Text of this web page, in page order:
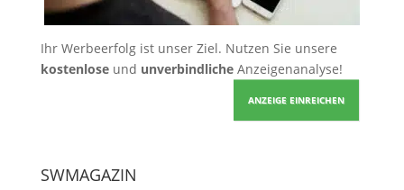
Ihr Werbeerfolg ist unser Ziel. Nutzen Sie unsere
kostenloseund unverbindlicheAnzeigenanalyse!
ANZEIGE EINREICHEN
SWMAGAZIN